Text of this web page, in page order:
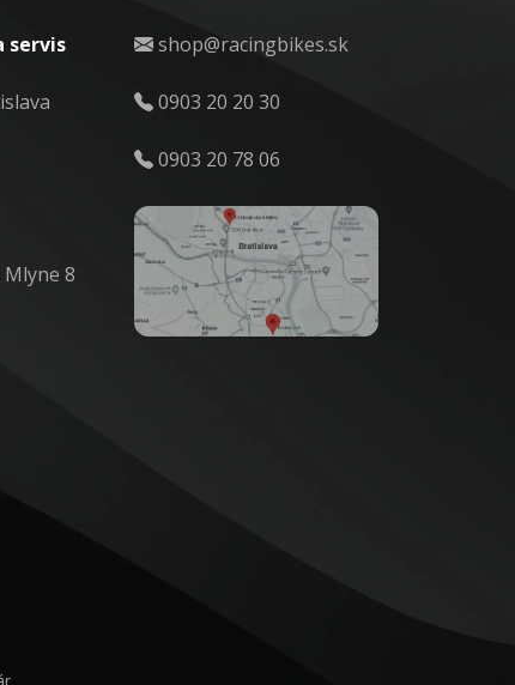
servis
8
shop@racingbikes.sk
0903 20 20 30
0903 20 78 06